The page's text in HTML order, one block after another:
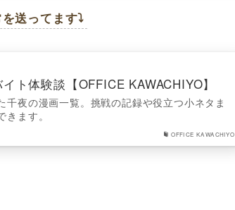
送ってます⤵
OFFICE KAWACHIYO
ト体験談【OFFICE KAWACHIYO】
夜の漫画一覧。挑戦の記録や役立つ小ネタま
ます。